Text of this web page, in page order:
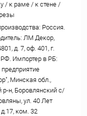
/ к раме / к стене /
Россия.
ЛМ Декор,
д. 7, оф. 401, г.
Импортер в РБ:
Минская обл.,
р-н, Боровлянский с/
ул. 40 Лет
ком. 32